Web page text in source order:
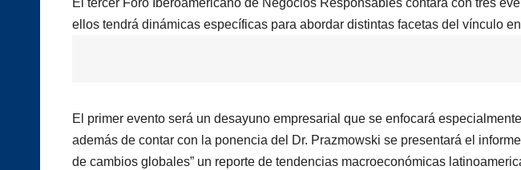
El tercer Foro Iberoamericano de Negocios Responsables contará con tres
ellos tendrá dinámicas específicas para abordar distintas facetas del vínculo
El primer evento será un desayuno empresarial que se enfocará
además de contar con la ponencia del Dr. Prazmowski se presentará el
de cambios globales” un reporte de tendencias macroeconómicas